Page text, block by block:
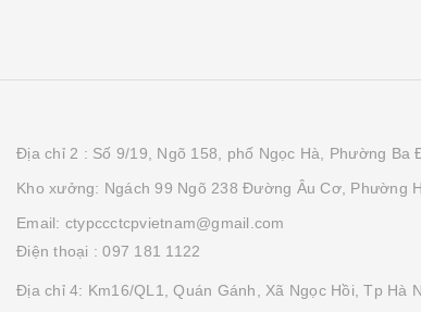
Địa chỉ 2 : Số 9/19, Ngõ 158, phố Ngọc Hà, Phường Ba
Kho xưởng: Ngách 99 Ngõ 238 Đường Âu Cơ, Phường
Email: ctypccctcpvietnam@gmail.com
Điện thoại :097 181 1122
Địa chỉ 4: Km16/QL1, Quán Gánh, Xã Ngọc Hồi, Tp Hà